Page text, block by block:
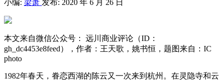
小编: 梁萧 发布: 2020 年 6 月 26 日
本文来自微信公众号： 远川商业评论（ID：
gh_dc4453e8feed），作者：王天歌，姚书恒，题图来自：IC
photo
1982年春天，眷恋西湖的陈云又一次来到杭州。在灵隐寺和云